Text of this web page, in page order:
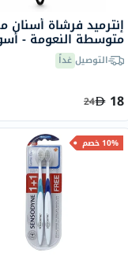
إنترميد فرشاة أسنان
متوسطة النعومة -
التوصيلغداً
18
24
10% خصم